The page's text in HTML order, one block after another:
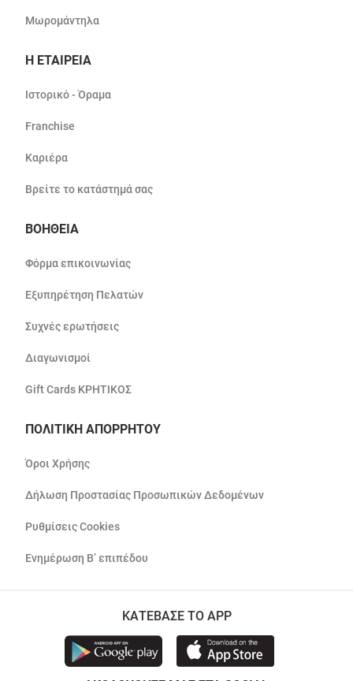
Μωρομάντηλα
Η ΕΤΑΙΡΕΙΑ
Ιστορικό - Όραμα
Franchise
Καριέρα
Βρείτε το κατάστημά σας
ΒΟΗΘΕΙΑ
Φόρμα επικοινωνίας
Εξυπηρέτηση Πελατών
Συχνές ερωτήσεις
Διαγωνισμοί
Gift Cards ΚΡΗΤΙΚΟΣ
ΠΟΛΙΤΙΚΗ ΑΠΟΡΡΗΤΟΥ
Όροι Χρήσης
Δήλωση Προστασίας Προσωπικών Δεδομένων
Ρυθμίσεις Cookies
Ενημέρωση Β’ επιπέδου
ΚΑΤΕΒΑΣΕ ΤΟ APP